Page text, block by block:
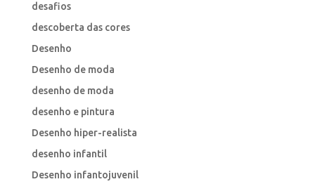
desafios
descoberta das cores
Desenho
Desenho de moda
desenho de moda
desenho e pintura
Desenho hiper-realista
desenho infantil
Desenho infantojuvenil